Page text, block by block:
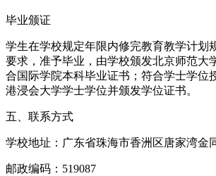
毕业颁证
学生在学校规定年限内修完教育教学计划
要求，准予毕业，由学校颁发北京师范大
合国际学院本科毕业证书；符合学士学位
港浸会大学学士学位并颁发学位证书。
五、联系方式
学校地址：广东省珠海市香洲区唐家湾金
邮政编码：519087